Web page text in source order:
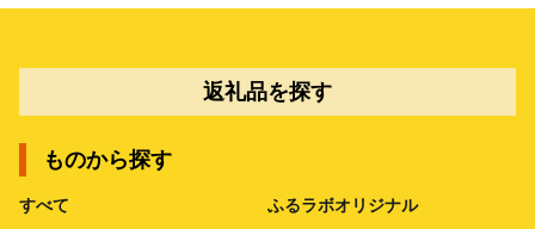
返礼品を探す
ものから探す
すべて ふるラボオリジナル